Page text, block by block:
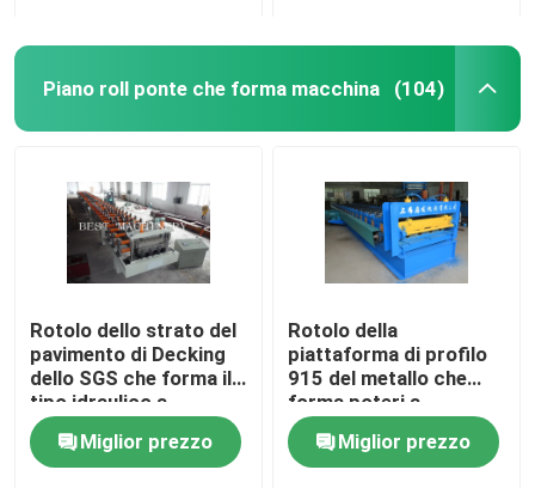
Piano roll ponte che forma macchina (104)
Rotolo dello strato del
pavimento di Decking
dello SGS che forma il
tipo idraulico a
macchina di taglio
Miglior prezzo
Rotolo della
piattaforma di profilo
915 del metallo che
forma poteri a
macchina 22kw
spessore di 1.5mm - di
0.6mm
Miglior prezzo